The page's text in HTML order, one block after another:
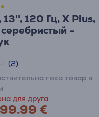
120 Гц, X Plus,
-
для друга:
€
пока товар в
(2)